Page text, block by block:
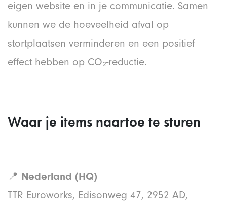
eigen website en in je communicatie. Samen
kunnen we de hoeveelheid afval op
stortplaatsen verminderen en een positief
effect hebben op CO₂-reductie.
Waar je items naartoe te sturen
📍 Nederland (HQ)
TTR Euroworks, Edisonweg 47, 2952 AD,